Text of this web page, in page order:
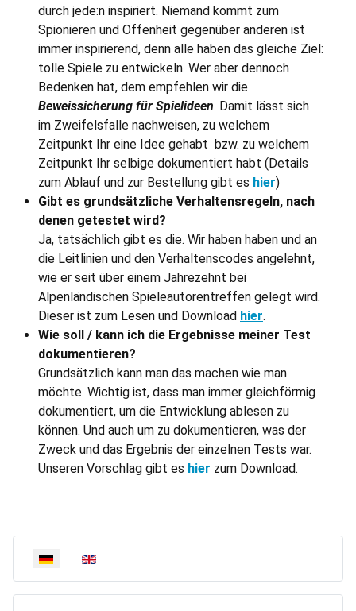
durch jede:n inspiriert. Niemand kommt zum
Spionieren und Offenheit gegenüber anderen ist
immer inspirierend, denn alle haben das gleiche Ziel:
tolle Spiele zu entwickeln. Wer aber dennoch
Bedenken hat, dem empfehlen wir die
Beweissicherung für Spielideen. Damit lässt sich
im Zweifelsfalle nachweisen, zu welchem
Zeitpunkt Ihr eine Idee gehabt bzw. zu welchem
Zeitpunkt Ihr selbige dokumentiert habt (Details
zum Ablauf und zur Bestellung gibt es hier)
Gibt es grundsätzliche Verhaltensregeln, nach
denen getestet wird?
Ja, tatsächlich gibt es die. Wir haben haben und an
die Leitlinien und den Verhaltenscodes angelehnt,
wie er seit über einem Jahrezehnt bei
Alpenländischen Spieleautorentreffen gelegt wird.
Dieser ist zum Lesen und Download hier.
Wie soll / kann ich die Ergebnisse meiner Test
dokumentieren?
Grundsätzlich kann man das machen wie man
möchte. Wichtig ist, dass man immer gleichförmig
dokumentiert, um die Entwicklung ablesen zu
können. Und auch um zu dokumentieren, was der
Zweck und das Ergebnis der einzelnen Tests war.
Unseren Vorschlag gibt es hier zum Download.
Sprache auswählen